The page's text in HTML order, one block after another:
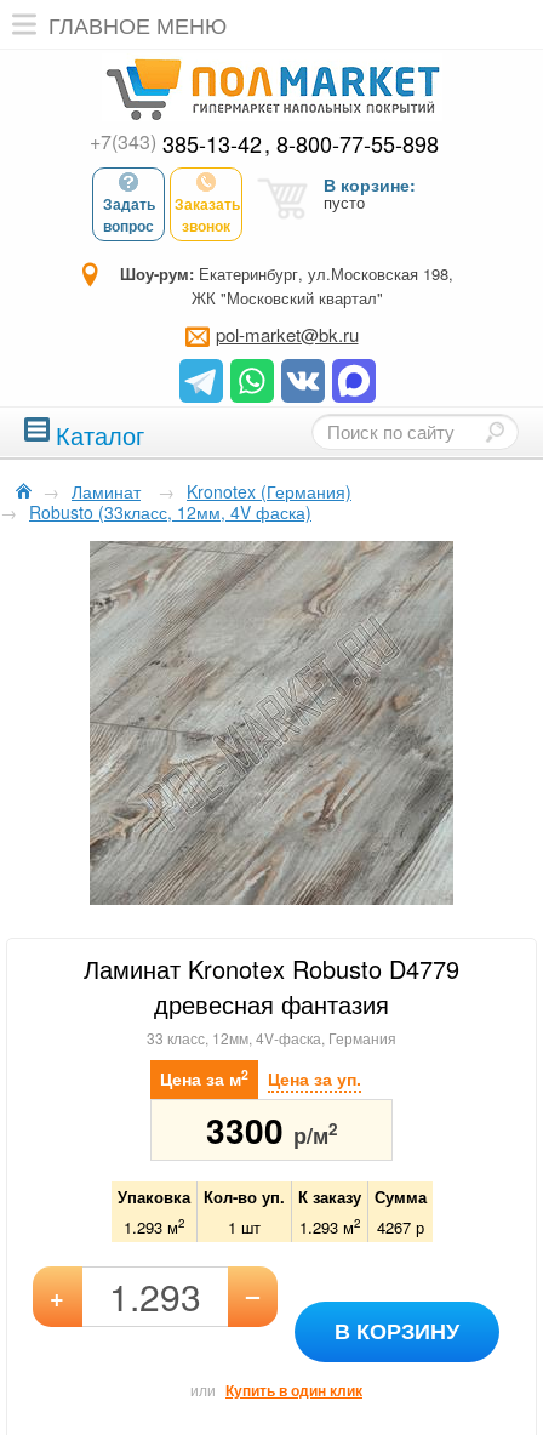
ГЛАВНОЕ МЕНЮ
+7(343) 385-13-42 8-800-77-55-898
Задать
вопрос
Заказать
звонок
В корзине:
пусто
Шоу-рум: Екатеринбург, ул.Московская 198,
ЖК "Московский квартал"
pol-market@bk.ru
Каталог
→ Ламинат → Kronotex (Германия)
→ Robusto (33класс, 12мм, 4V фаска)
Ламинат Kronotex Robusto D4779
древесная фантазия
33 класс, 12мм, 4V-фаска, Германия
Цена за м2 Цена за уп.
3300 р/м2
Упаковка Кол-во уп. К заказу
Сумма
1.293 м2 1 шт 1.293м2 4267р
+ –
В КОРЗИНУ
или Купить в один клик